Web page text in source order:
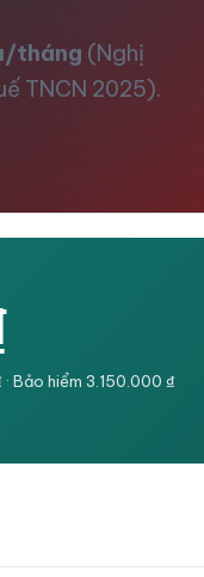
tháng (Nghị
TNCN 2025).
Bảo hiểm 3.150.000 ₫